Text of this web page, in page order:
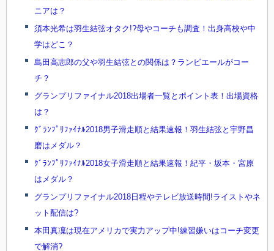
ニアは？
須本光希は羽生結弦オタク!?母やコーチも調査！出身高校や中
学はどこ？
島田高志郎の父や羽生結弦との関係は？ランビエールがコー
チ？
グランプリファイナル2018出場者一覧とポイント表！出場資格
は？
ｸﾞﾗﾝﾌﾟﾘﾌｧｲﾅﾙ2018男子滑走順と結果速報！羽生結弦と宇野昌
磨はメダル？
ｸﾞﾗﾝﾌﾟﾘﾌｧｲﾅﾙ2018女子滑走順と結果速報！紀平・坂本・宮原
はメダル？
グランプリファイナル2018日程やテレビ放送時間!ライストやネ
ット配信は?
本田真凜は現在アメリカで実力アップ中!練習嫌いはコーチ変更
で解消?